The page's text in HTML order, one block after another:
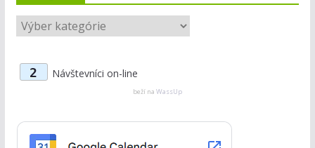
K
a
r
2 Návštevníci on-line
beží na WassUp